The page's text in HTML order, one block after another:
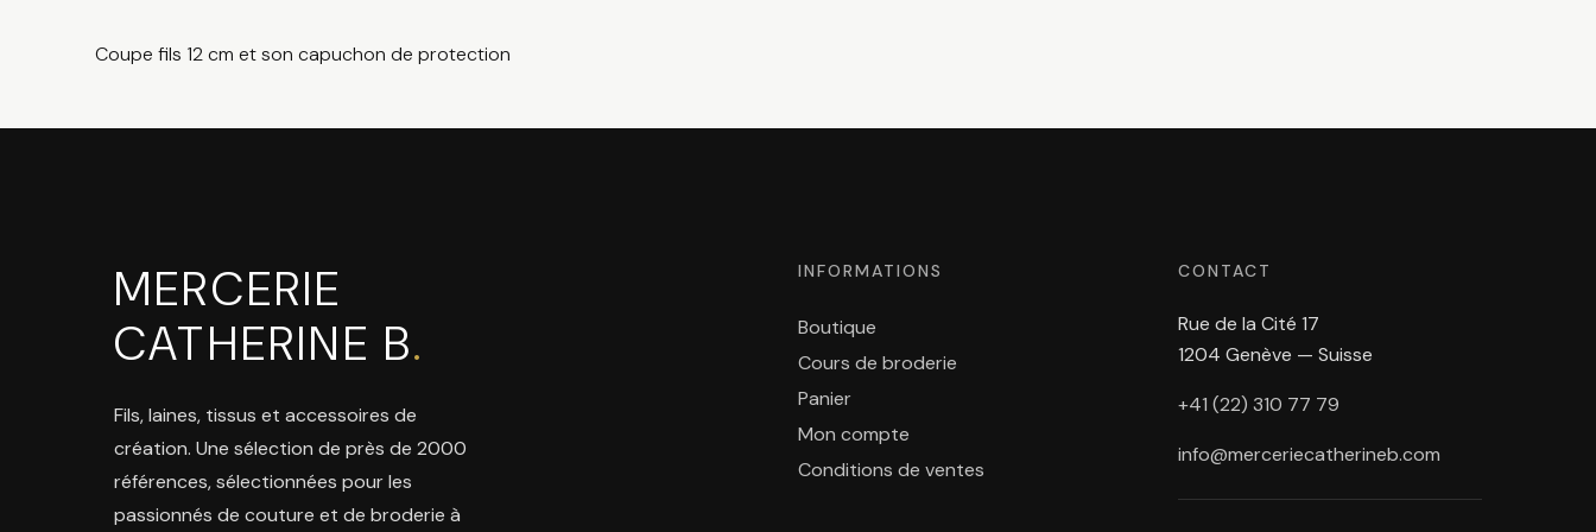
Coupe fils 12 cm et son capuchon de protection
MERCERIE
CATHERINE B.
Fils, laines, tissus et accessoires de
création. Une sélection de près de 2000
références, sélectionnées pour les
passionnés de couture et de broderie à
INFORMATIONS
Boutique
Cours de broderie
Panier
Mon compte
Conditions de ventes
CONTACT
Rue de la Cité 17
1204 Genève — Suisse
+41 (22) 310 77 79
info@merceriecatherineb.com